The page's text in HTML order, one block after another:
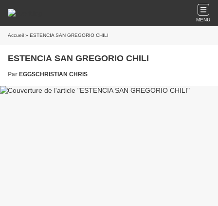
MENU
Accueil » ESTENCIA SAN GREGORIO CHILI
ESTENCIA SAN GREGORIO CHILI
Par EGGSCHRISTIAN CHRIS